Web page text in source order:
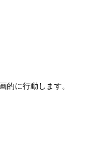
的に行動します。